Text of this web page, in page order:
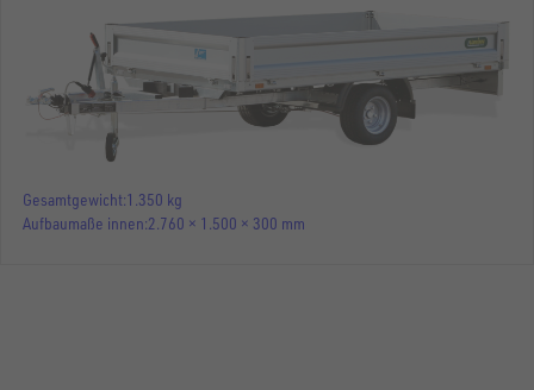
Gesamtgewicht 1.350 kg
Aufbaumaße innen 2.760 × 1.500 × 300 mm